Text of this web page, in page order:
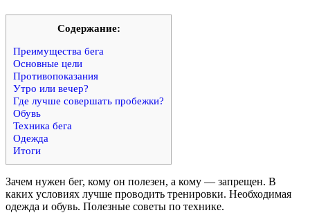
Cодержание:
Преимущества бега
Основные цели
Противопоказания
Утро или вечер?
Где лучше совершать пробежки?
Обувь
Техника бега
Одежда
Итоги
Зачем нужен бег, кому он полезен, а кому — запрещен. В
каких условиях лучше проводить тренировки. Необходимая
одежда и обувь. Полезные советы по технике.